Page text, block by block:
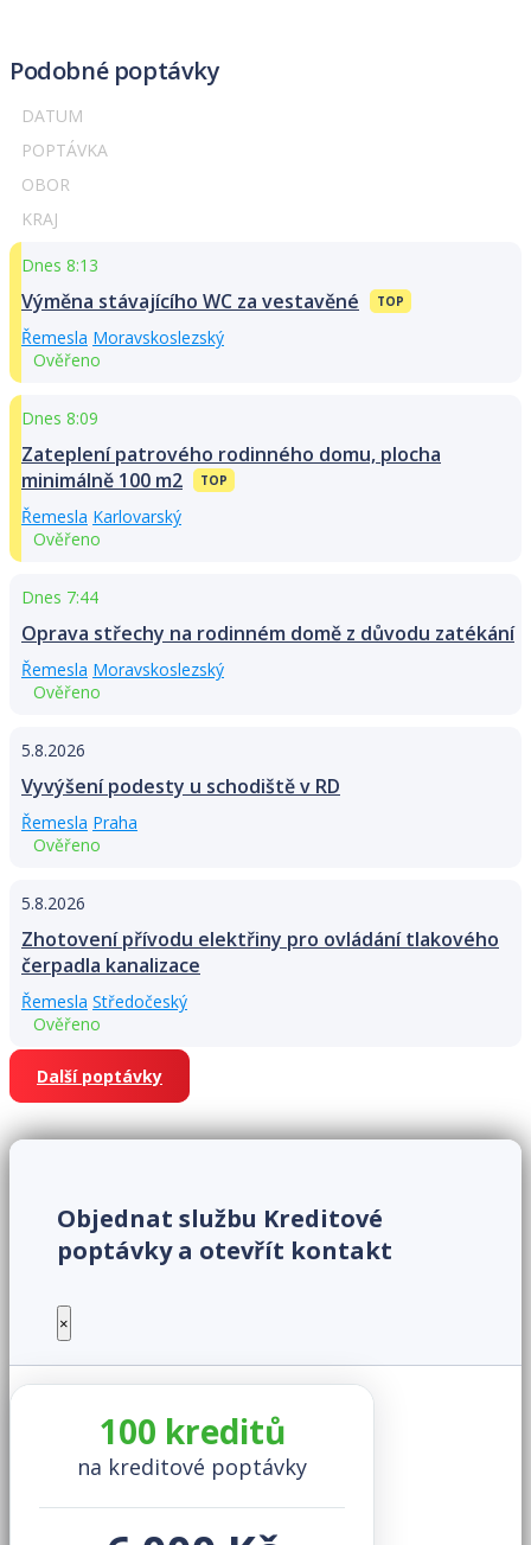
Podobné poptávky
DATUM
POPTÁVKA
OBOR
KRAJ
Dnes 8:13
Výměna stávajícího WC za vestavěné TOP
Řemesla Moravskoslezský
Ověřeno
Dnes 8:09
Zateplení patrového rodinného domu, plocha
minimálně 100 m2
TOP
Řemesla Karlovarský
Ověřeno
Dnes 7:44
Oprava střechy na rodinném domě z důvodu zatékání
Řemesla Moravskoslezský
Ověřeno
5.8.2026
Vyvýšení podesty u schodiště v RD
Řemesla Praha
Ověřeno
5.8.2026
Zhotovení přívodu elektřiny pro ovládání tlakového
čerpadla kanalizace
Řemesla Středočeský
Ověřeno
Další poptávky
Objednat službu Kreditové
poptávky a otevřít kontakt
×
100 kreditů
na kreditové poptávky